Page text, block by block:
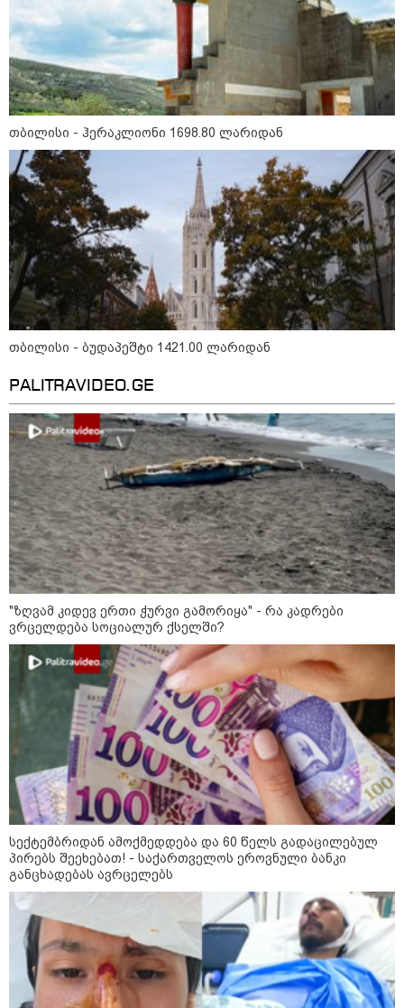
11:36 / 08-08-2026
წელიწადნახევარში საქართველოში 164
ადამიანი დაიკარგა - 57 პირს ამ დრომდე
ეძებენ
16:41 / 08-08-2026
"კაპროვანში ზღვამ კიდევ ერთი
ჭურვი გამორიყა, ადგილზე
მობილიზებულია პოლიცია და
სამაშველო" - რას წერს და რა
კადრებს აქვეყნებს თათია
ნიკოლაშვილი?
15:58 / 08-08-2026
"ახლა მე ერთი წინადადება
თუ რატომ იყო ნია იმნაძე
მიესჯება " - ეკა კუპატაძე
15:03 / 08-08-2026
ბრუკლინელმა ქალმა ძვირფასი
ბეჭდები, ოჯახის რელიკვია,
შემთხვევით ნაგავში გადააგდო
- ბეჭდები 9 ტონა ნაგავში
იპოვეს
22:28 / 07-08-2026
სად იზღუდება მოძრაობა -
ავრცელებს
კატეგორიის ყველა სიახლე
მკითხველის რჩევით
16:41 / 08-08-2026 16:33 / 08-08-2026 16:22 / 08-
თბილისი - ჰერაკლიონი 1698.80 ლარიდან
თბილისი - ბუდაპეშტი 1421.00 ლარიდან
PALITRAVIDEO.GE
"ზღვამ კიდევ ერთი ჭურვი გამორიყა" - რა კადრები
ვრცელდება სოციალურ ქსელში?
სექტემბრიდან ამოქმედდება და 60 წელს გადაცილებულ
პირებს შეეხებათ! - საქართველოს ეროვნული ბანკი
განცხადებას ავრცელებს